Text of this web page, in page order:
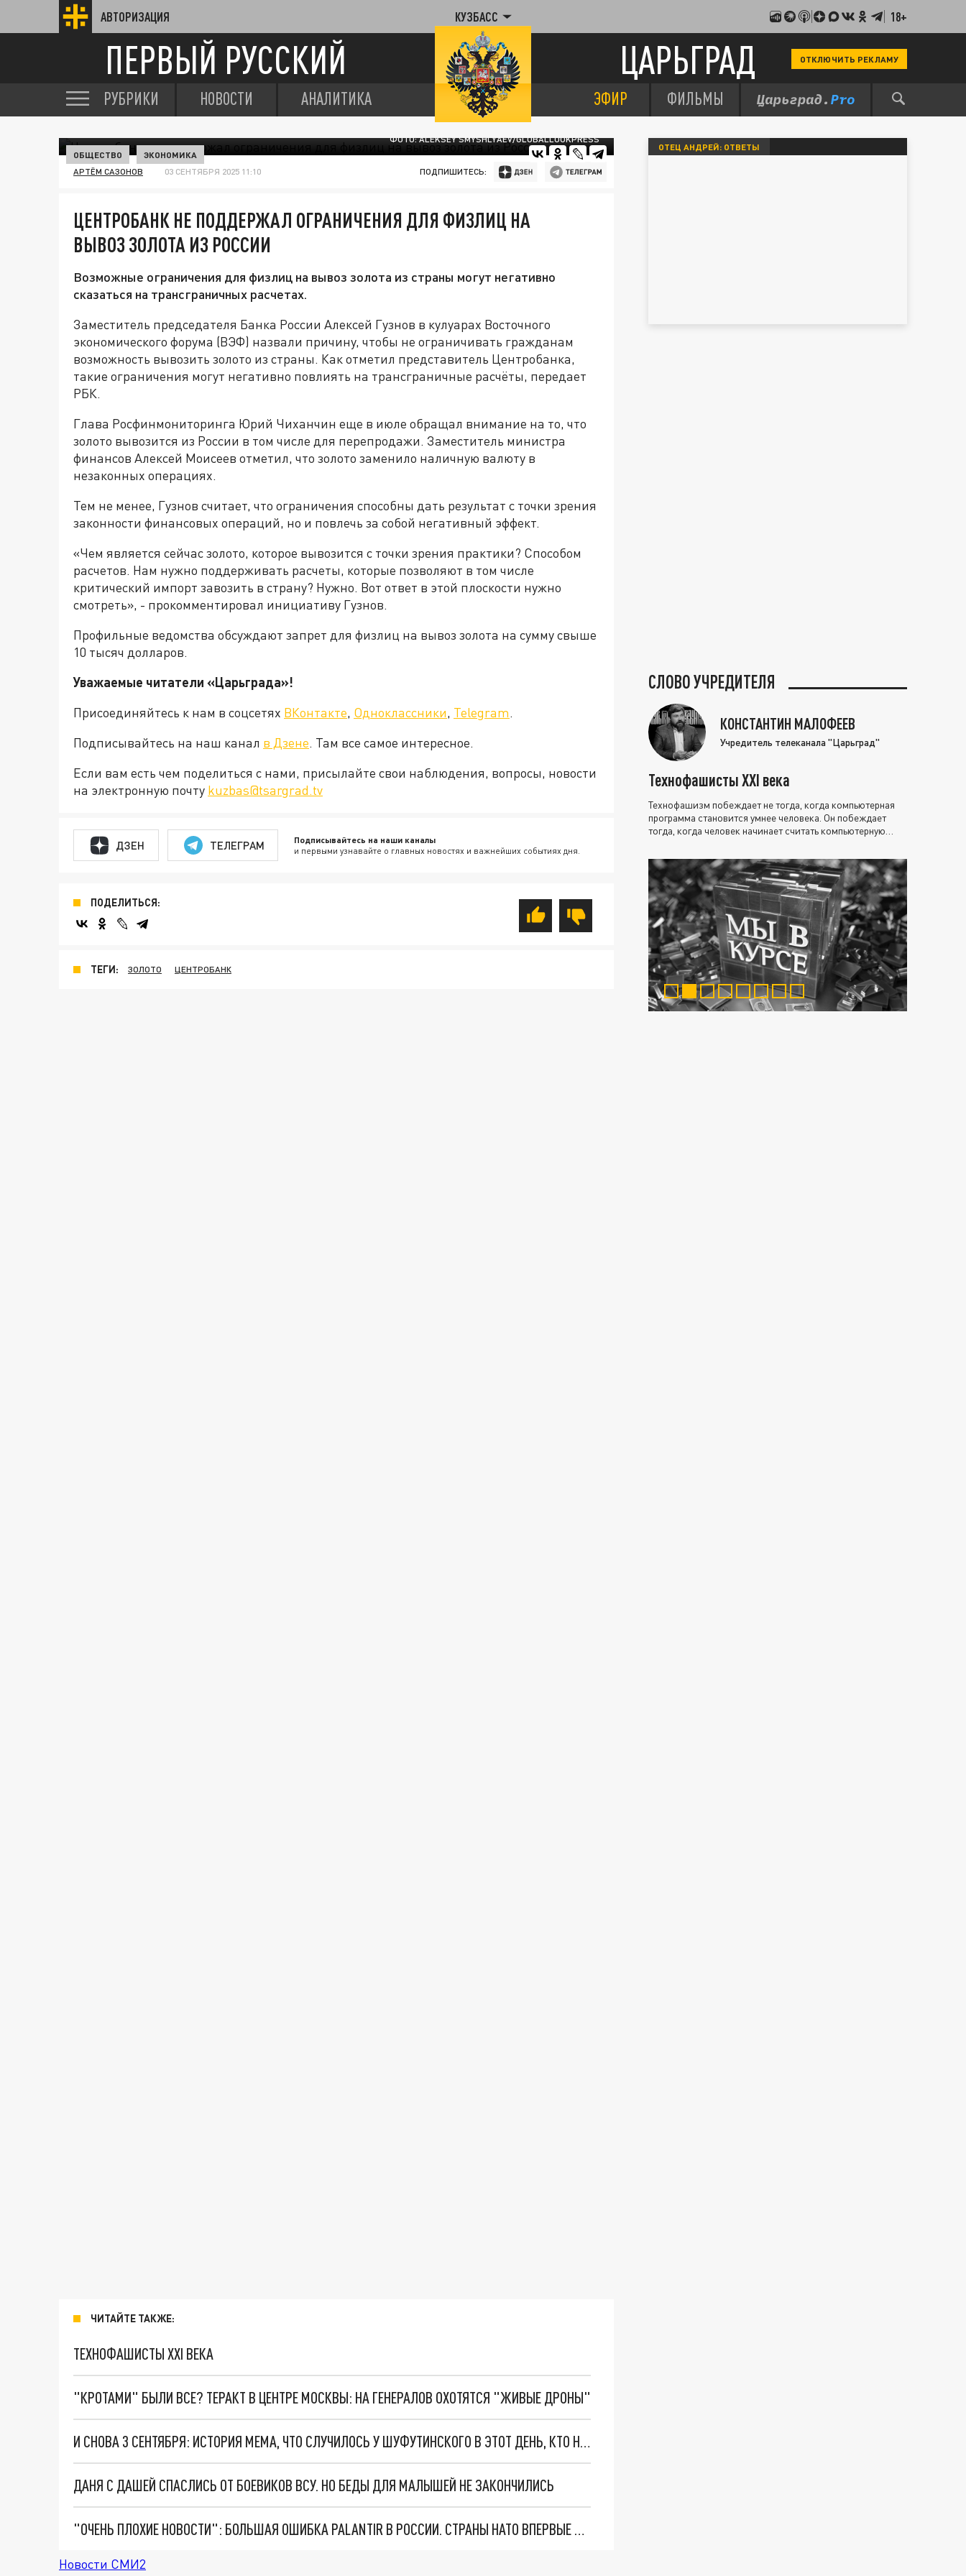
АВТОРИЗАЦИЯ КУЗБАСС 18+
ПЕРВЫЙ РУССКИЙ ЦАРЬГРАД ОТКЛЮЧИТЬ РЕКЛАМУ
РУБРИКИ НОВОСТИ АНАЛИТИКА ЭФИР ФИЛЬМЫ
ФОТО: ALEKSEY SMYSHLYAEV/GLOBALLOOKPRESS
ОБЩЕСТВО ЭКОНОМИКА
АРТЁМ САЗОНОВ 03 СЕНТЯБРЯ 2025 11:10 ПОДПИШИТЕСЬ:
ЦЕНТРОБАНК НЕ ПОДДЕРЖАЛ ОГРАНИЧЕНИЯ ДЛЯ ФИЗЛИЦ НА
ВЫВОЗ ЗОЛОТА ИЗ РОССИИ
Возможные ограничения для физлиц на вывоз золота из страны могут негативно
сказаться на трансграничных расчетах.
Заместитель председателя Банка России Алексей Гузнов в кулуарах Восточного
экономического форума (ВЭФ) назвали причину, чтобы не ограничивать гражданам
возможность вывозить золото из страны. Как отметил представитель Центробанка,
такие ограничения могут негативно повлиять на трансграничные расчёты, передает
РБК.
Глава Росфинмониторинга Юрий Чиханчин еще в июле обращал внимание на то, что
золото вывозится из России в том числе для перепродажи. Заместитель министра
финансов Алексей Моисеев отметил, что золото заменило наличную валюту в
незаконных операциях.
Тем не менее, Гузнов считает, что ограничения способны дать результат с точки зрения
законности финансовых операций, но и повлечь за собой негативный эффект.
«Чем является сейчас золото, которое вывозится с точки зрения практики? Способом
расчетов. Нам нужно поддерживать расчеты, которые позволяют в том числе
критический импорт завозить в страну? Нужно. Вот ответ в этой плоскости нужно
смотреть», - прокомментировал инициативу Гузнов.
Профильные ведомства обсуждают запрет для физлиц на вывоз золота на сумму свыше
10 тысяч долларов.
Уважаемые читатели «Царьграда»!
Присоединяйтесь к нам в соцсетях ВКонтакте, Одноклассники, Telegram.
Подписывайтесь на наш канал в Дзене. Там все самое интересное.
Если вам есть чем поделиться с нами, присылайте свои наблюдения, вопросы, новости
на электронную почту kuzbas@tsargrad.tv
ДЗЕН ТЕЛЕГРАМ Подписывайтесь на наши каналы
и первыми узнавайте о главных новостях и важнейших событиях дня.
ПОДЕЛИТЬСЯ:
ТЕГИ: ЗОЛОТО ЦЕНТРОБАНК
ЧИТАЙТЕ ТАКЖЕ:
ТЕХНОФАШИСТЫ XXI ВЕКА
"КРОТАМИ" БЫЛИ ВСЕ? ТЕРАКТ В ЦЕНТРЕ МОСКВЫ: НА ГЕНЕРАЛОВ ОХОТЯТСЯ "ЖИВЫЕ ДРОНЫ"
И СНОВА 3 СЕНТЯБРЯ: ИСТОРИЯ МЕМА, ЧТО СЛУЧИЛОСЬ У ШУФУТИНСКОГО В ЭТОТ ДЕНЬ, КТО НАПИСАЛ ПЕСНЮ
ДАНЯ С ДАШЕЙ СПАСЛИСЬ ОТ БОЕВИКОВ ВСУ. НО БЕДЫ ДЛЯ МАЛЫШЕЙ НЕ ЗАКОНЧИЛИСЬ
"ОЧЕНЬ ПЛОХИЕ НОВОСТИ": БОЛЬШАЯ ОШИБКА PALANTIR В РОССИИ. СТРАНЫ НАТО ВПЕРВЫЕ ЗА СВО ОСТАНОВИЛИ ПОСТАВКИ ОРУЖИЯ. ВСУ ТЕРЯЮТ ПРИГРАНИЧЬЕ?
Новости СМИ2
ОТЕЦ АНДРЕЙ: ОТВЕТЫ
СЛОВО УЧРЕДИТЕЛЯ
КОНСТАНТИН МАЛОФЕЕВ
Учредитель телеканала "Царьград"
Технофашисты XXI века
Технофашизм побеждает не тогда, когда компьютерная
программа становится умнее человека. Он побеждает
тогда, когда человек начинает считать компьютерную